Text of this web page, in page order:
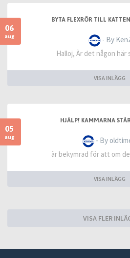
06
aug
BYTA FLEXRÖR TILL
- By
Halloj, Är det någon
VISA INLÄGG
05
aug
HJÄLP! KAMMARNA
- By
är bekymrad för att om
VISA INLÄGG
VISA FLER